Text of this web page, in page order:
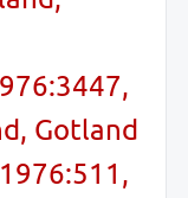
Gotland